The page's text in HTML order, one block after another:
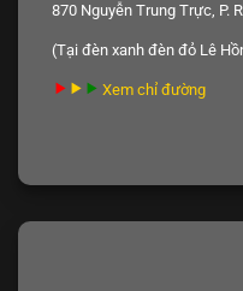
870 Nguyễn Trung Trực, P.
(Tại đèn xanh đèn đỏ Lê
Xem chỉ đường